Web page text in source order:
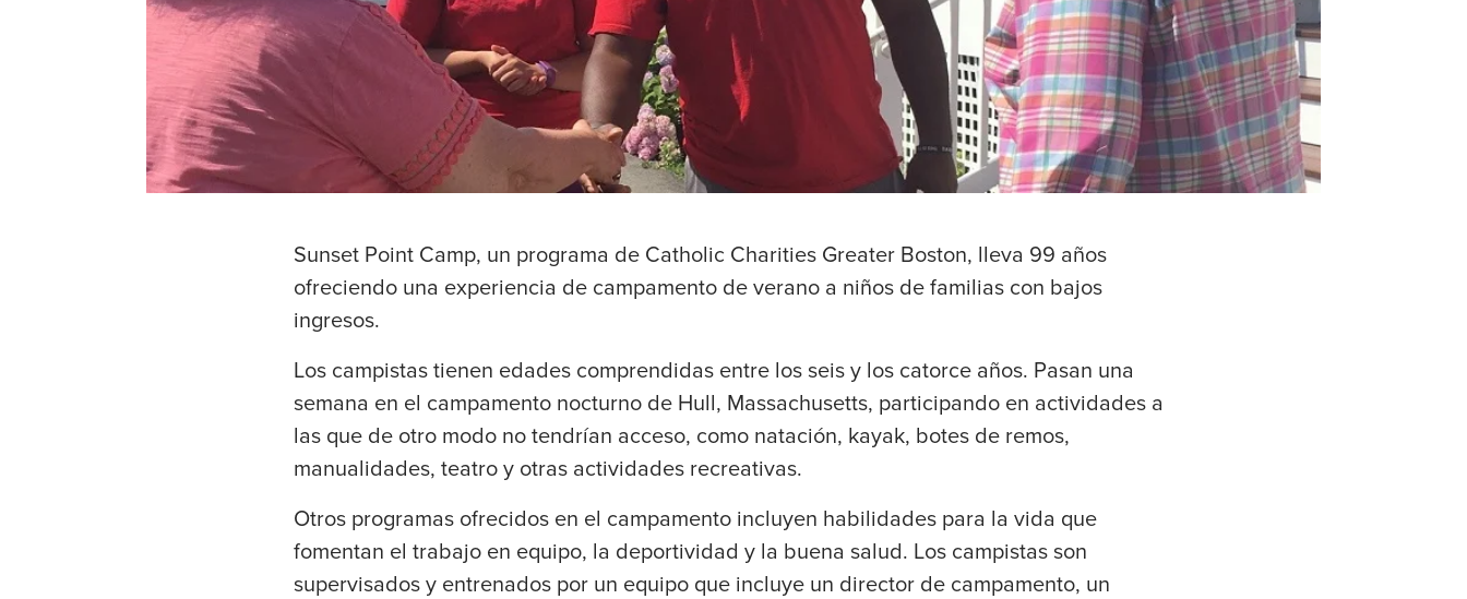
Sunset Point Camp, un programa de Catholic Charities Greater Boston, lleva 99 años
ofreciendo una experiencia de campamento de verano a niños de familias con bajos
ingresos.
Los campistas tienen edades comprendidas entre los seis y los catorce años. Pasan una
semana en el campamento nocturno de Hull, Massachusetts, participando en actividades a
las que de otro modo no tendrían acceso, como natación, kayak, botes de remos,
manualidades, teatro y otras actividades recreativas.
Otros programas ofrecidos en el campamento incluyen habilidades para la vida que
fomentan el trabajo en equipo, la deportividad y la buena salud. Los campistas son
supervisados y entrenados por un equipo que incluye un director de campamento, un